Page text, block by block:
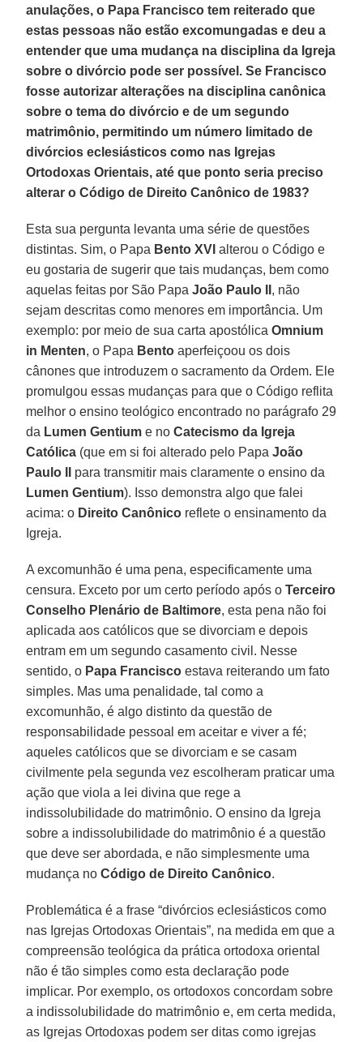
anulações, o Papa Francisco tem reiterado que
estas pessoas não estão excomungadas e deu a
entender que uma mudança na disciplina da Igreja
sobre o divórcio pode ser possível. Se Francisco
fosse autorizar alterações na disciplina canônica
sobre o tema do divórcio e de um segundo
matrimônio, permitindo um número limitado de
divórcios eclesiásticos como nas Igrejas
Ortodoxas Orientais, até que ponto seria preciso
alterar o Código de Direito Canônico de 1983?
Esta sua pergunta levanta uma série de questões
distintas. Sim, o Papa Bento XVI alterou o Código e
eu gostaria de sugerir que tais mudanças, bem como
aquelas feitas por São PapaJoão Paulo II , não
sejam descritas como menores em importância. Um
exemplo: por meio de sua carta apostólicaOmnium
in Menten, o Papa Bento aperfeiçoou os dois
cânones que introduzem o sacramento da Ordem. Ele
promulgou essas mudanças para que o Código reflita
melhor o ensino teológico encontrado no parágrafo 29
da Lumen Gentium e noCatecismo da Igreja
Católica (que em si foi alterado pelo PapaJoão
Paulo II
para transmitir mais claramente o ensino da
Lumen Gentium). Isso demonstra algo que falei
acima: o Direito Canônico reflete o ensinamento da
Igreja.
A excomunhão é uma pena, especificamente uma
censura. Exceto por um certo período após oTerceiro
Conselho Plenário de Baltimore, esta pena não foi
aplicada aos católicos que se divorciam e depois
entram em um segundo casamento civil. Nesse
sentido, o Papa Francisco estava reiterando um fato
simples. Mas uma penalidade, tal como a
excomunhão, é algo distinto da questão de
responsabilidade pessoal em aceitar e viver a fé;
aqueles católicos que se divorciam e se casam
civilmente pela segunda vez escolheram praticar uma
ação que viola a lei divina que rege a
indissolubilidade do matrimônio. O ensino da Igreja
sobre a indissolubilidade do matrimônio é a questão
que deve ser abordada, e não simplesmente uma
mudança noCódigo de Direito Canônico.
Problemática é a frase “divórcios eclesiásticos como
nas Igrejas Ortodoxas Orientais”, na medida em que a
compreensão teológica da prática ortodoxa oriental
não é tão simples como esta declaração pode
implicar. Por exemplo, os ortodoxos concordam sobre
a indissolubilidade do matrimônio e, em certa medida,
as Igrejas Ortodoxas podem ser ditas como igrejas